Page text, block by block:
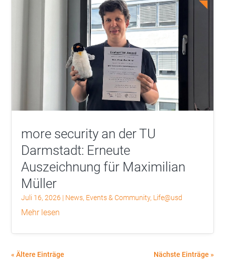
more security an der TU
Darmstadt: Erneute
Auszeichnung für Maximilian
Müller
Juli 16, 2026 | News, Events & Community, Life@usd
mehr lesen
« Ältere Einträge Nächste Einträge »